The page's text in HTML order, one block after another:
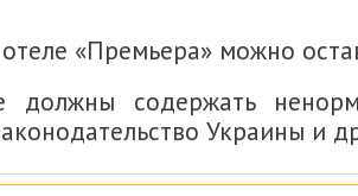
«Премьера» можно
должны содержать
Украины и